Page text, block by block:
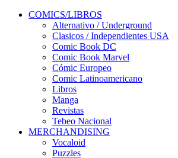
COMICS/LIBROS
Alternativo / Underground
Clasicos / Independientes USA
Comic Book DC
Comic Book Marvel
Cómic Europeo
Comic Latinoamericano
Libros
Manga
Revistas
Tebeo Nacional
MERCHANDISING
Vocaloid
Puzzles